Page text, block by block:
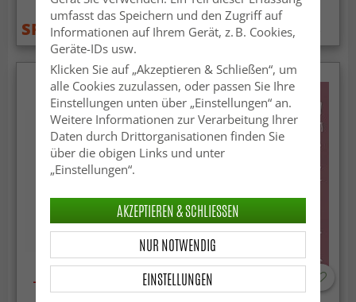
SFr. 53.99 SFr. 133.99 SFr. 39.99 SFr. 78.99
-50% -50%
umfasst das Speichern und den Zugriff auf
Informationen auf Ihrem Gerät, z. B. Cookies,
Geräte-IDs usw.
Klicken Sie auf „Akzeptieren & Schließen“, um
alle Cookies zuzulassen, oder passen Sie Ihre
Einstellungen unten über „Einstellungen“ an.
Weitere Informationen zur Verarbeitung Ihrer
Daten durch Drittorganisationen finden Sie
über die obigen Links und unter
„Einstellungen“.
EINSTELLUNGEN
NUR NOTWENDIG
AKZEPTIEREN & SCHLIESSEN